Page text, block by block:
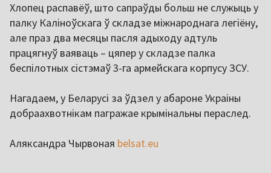
Хлопец распавёў, што сапраўды больш не служыць у
палку Каліноўскага ў складзе міжнароднага легіёну,
але праз два месяцы пасля адыходу адтуль
працягнуў ваяваць – цяпер у складзе палка
беспілотных сістэмаў 3-га армейскага корпусу ЗСУ.
Нагадаем, у Беларусі за ўдзел у абароне Украіны
добраахвотнікам пагражае крымінальны пераслед.
Аляксандра Чырвоная belsat.eu